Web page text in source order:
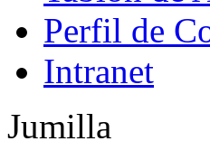
Perfil de
Intranet
Jumilla